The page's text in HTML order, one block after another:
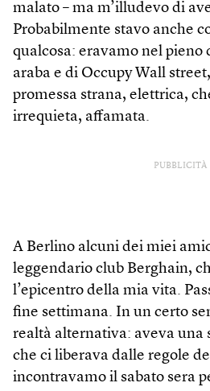
malato – ma m’illudevo di
Probabilmente stavo anche
qualcosa: eravamo nel pieno
araba e di Occupy Wall
promessa strana, elettrica,
irrequieta, affamata.
PUBBLICITÀ
A Berlino alcuni dei miei
leggendario club Berghain,
l’epicentro della mia vita.
fine settimana. In un certo
realtà alternativa: aveva una
che ci liberava dalle regole
incontravamo il sabato sera